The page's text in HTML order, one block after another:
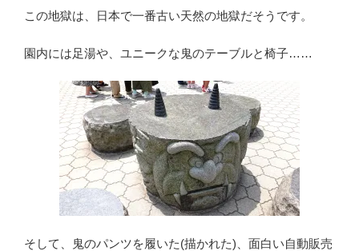
この地獄は、日本で一番古い天然の地獄だそうです。
園内には足湯や、ユニークな鬼のテーブルと椅子……
そして、鬼のパンツを履いた(描かれた)、面白い自動販売